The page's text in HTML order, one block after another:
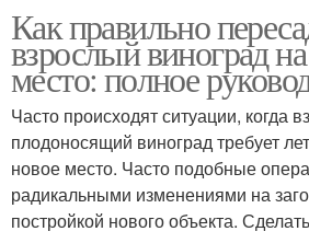
Как правильно
взрослый виноград
место: полное
Часто происходят ситуации, когда
плодоносящий виноград требует
новое место. Часто подобные
радикальными изменениями на
постройкой нового объекта.